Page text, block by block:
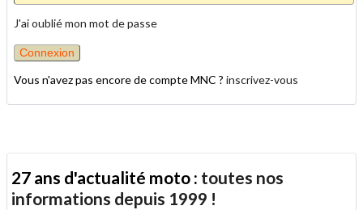
J'ai oublié mon mot de passe
Vous n'avez pas encore de compte MNC ? inscrivez-vous
27 ans d'actualité moto : toutes nos
informations depuis 1999 !